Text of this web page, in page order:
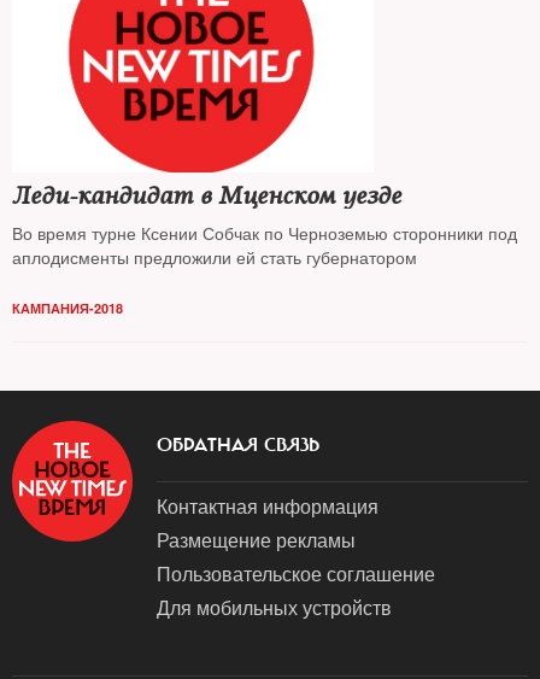
Леди-кандидат в Мценском уезде
Во время турне Ксении Собчак по Черноземью сторонники под
аплодисменты предложили ей стать губернатором
КАМПАНИЯ-2018
ОБРАТНАЯ СВЯЗЬ
Контактная информация
Размещение рекламы
Пользовательское соглашение
Для мобильных устройств